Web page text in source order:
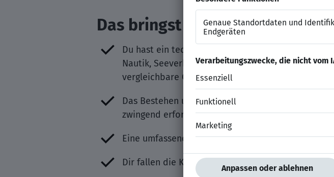
Das bringst Du mit
Du hast ein technisches Studium (beispielsweise
Nautik, Seeverkehr, Elektrotechnik oder
vergleichbare Qualifikation mit
Das Bestehen und Aufrechterhalten eines
zwingend erforderlich
Eine umfassende Berufserfahrung im Offshore-
Dir fallen die Kommunikation und das schriftliche